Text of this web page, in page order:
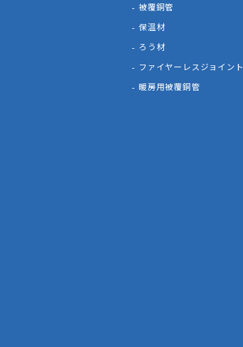
被覆銅管
保温材
ろう材
ファイヤーレスジョイント
暖房用被覆銅管